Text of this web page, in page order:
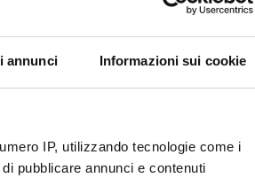
annunci Informazioni sui cookie
IP, utilizzando tecnologie come i
pubblicare annunci e contenuti